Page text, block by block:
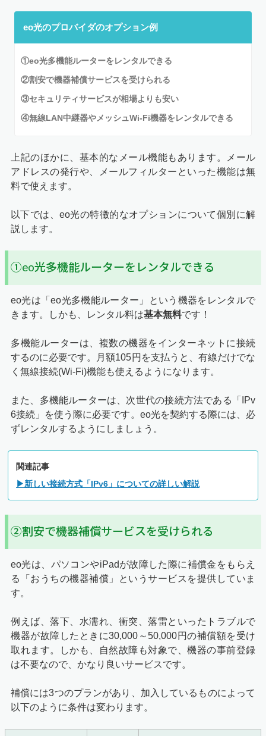
eo光のプロバイダのオプション例
①eo光多機能ルーターをレンタルできる
②割安で機器補償サービスを受けられる
③セキュリティサービスが相場よりも安い
④無線LAN中継器やメッシュWi-Fi機器をレンタルできる
上記のほかに、基本的なメール機能もあります。メール
アドレスの発行や、メールフィルターといった機能は無
料で使えます。
以下では、eo光の特徴的なオプションについて個別に解
説します。
①eo光多機能ルーターをレンタルできる
eo光は「eo光多機能ルーター」という機器をレンタルで
きます。しかも、レンタル料は基本無料です！
多機能ルーターは、複数の機器をインターネットに接続
するのに必要です。月額105円を支払うと、有線だけでな
く無線接続(Wi-Fi)機能も使えるようになります。
また、多機能ルーターは、次世代の接続方法である「IPv
6接続」を使う際に必要です。eo光を契約する際には、必
ずレンタルするようにしましょう。
関連記事
▶新しい接続方式「IPv6」についての詳しい解説
②割安で機器補償サービスを受けられる
eo光は、パソコンやiPadが故障した際に補償金をもらえ
る「おうちの機器補償」というサービスを提供していま
す。
例えば、落下、水濡れ、衝突、落雷といったトラブルで
機器が故障したときに30,000～50,000円の補償額を受け
取れます。しかも、自然故障も対象で、機器の事前登録
は不要なので、かなり良いサービスです。
補償には3つのプランがあり、加入しているものによって
以下のように条件は変わります。